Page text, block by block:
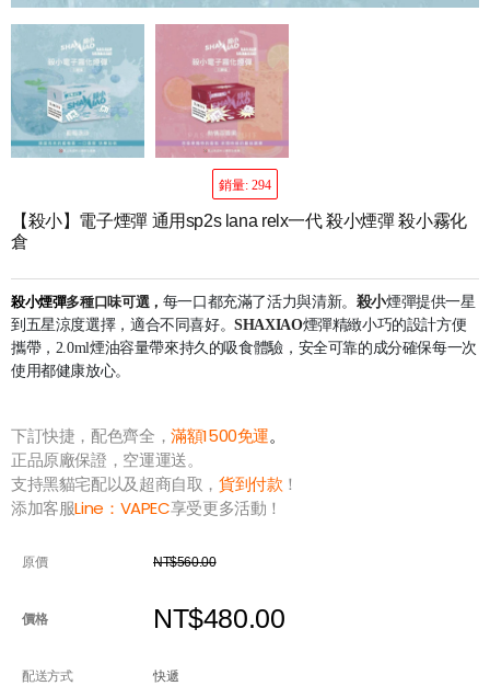
銷量: 294
【殺小】電子煙彈 通用sp2s lana relx一代 殺小煙彈 殺小霧化
倉
殺小煙彈多種口味可選， 每一口都充滿了活力與清新。 殺小煙彈提供一星
到五星涼度選擇，適合不同喜好。SHAXIAO煙彈精緻小巧的設計方便
攜帶，2.0ml煙油容量帶來持久的吸食體驗，安全可靠的成分確保每一次
使用都健康放心。
下訂快捷，配色齊全，滿額1500免運。
正品原廠保證，空運運送。
支持黑貓宅配以及超商自取，貨到付款 ！
添加客服Line： VAPEC享受更多活動！
原價 NT$560.00
價格 NT$480.00
配送方式 快遞